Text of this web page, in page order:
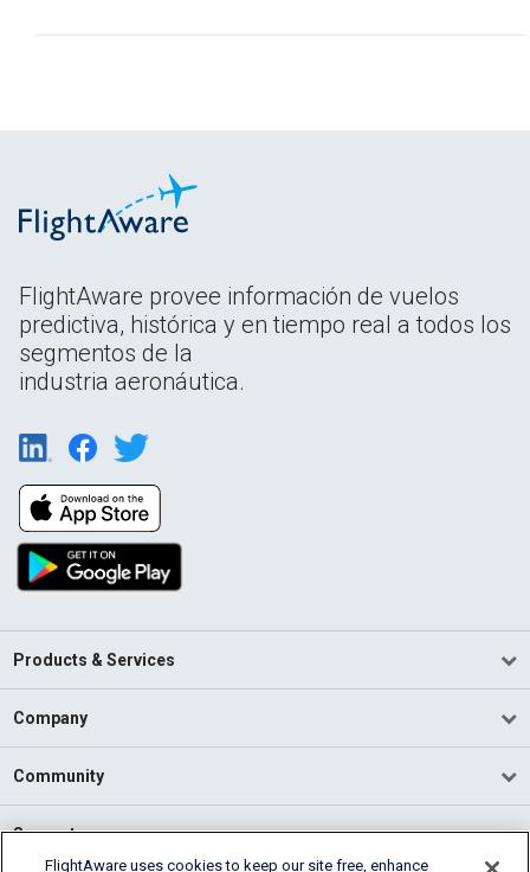
FlightAware provee información de vuelos
predictiva, histórica y en tiempo real a todos los
segmentos de la
industria aeronáutica.
Products & Services
Company
Community
Support
FlightAware uses cookies to keep our site free, enhance